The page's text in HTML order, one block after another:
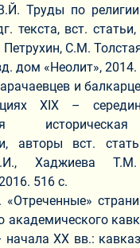
Труды по
текста, вст.
Петрухин, С.М.
дом «Неолит», 2014.
и
ХIХ –
авторы вст.
Хаджиева Т.М.
516 с.
академического
ХХ вв.: